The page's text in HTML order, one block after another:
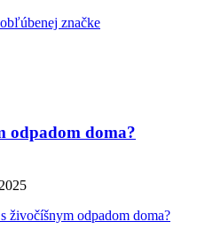
značke
odpadom doma?
živočíšnym odpadom doma?